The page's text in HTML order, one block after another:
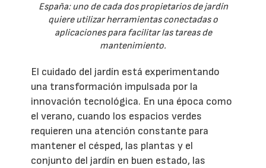
España: uno de cada dos propietarios de jardín
quiere utilizar herramientas conectadas o
aplicaciones para facilitar las tareas de
mantenimiento.
El cuidado del jardín está experimentando
una transformación impulsada por la
innovación tecnológica. En una época como
el verano, cuando los espacios verdes
requieren una atención constante para
mantener el césped, las plantas y el
conjunto del jardín en buen estado, las